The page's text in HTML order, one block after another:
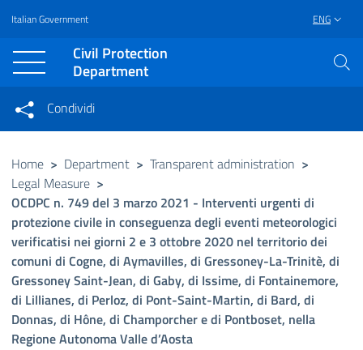
Vai al contenuto principale
Raggiungi il piè di pagina
Italian Government ENG
Civil Protection
Department
Condividi su Facebook
Condividi su Twitter
Condividi
Condividi sui social network
Home > Department > Transparent administration >
Legal Measure >
OCDPC n. 749 del 3 marzo 2021 - Interventi urgenti di
protezione civile in conseguenza degli eventi meteorologici
verificatisi nei giorni 2 e 3 ottobre 2020 nel territorio dei
comuni di Cogne, di Aymavilles, di Gressoney-La-Trinitè, di
Gressoney Saint-Jean, di Gaby, di Issime, di Fontainemore,
di Lillianes, di Perloz, di Pont-Saint-Martin, di Bard, di
Donnas, di Hône, di Champorcher e di Pontboset, nella
Regione Autonoma Valle d’Aosta